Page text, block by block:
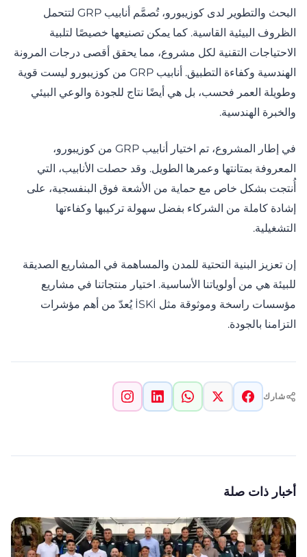
البحث والتطوير لدى كوزيبورو، تُصمَّم أنابيب GRP لتتحمل
الظروف البيئية القاسية. كما يمكن تصنيعها خصيصًا لتلبية
الاحتياجات التقنية لكل مشروع، مما يحقق أقصى درجات المرونة
الهندسية وكفاءة التطبيق. أنابيب GRP من كوزيبورو ليست قوية
وطويلة العمر فحسب، بل هي أيضًا نتاج للجودة والوعي البيئي
والخبرة الهندسية.
في إطار المشروع، تم اختيار أنابيب GRP من كوزيبورو،
المعروفة بمتانتها وعمرها الطويل. وقد حصلت الأنابيب، التي
أُنتجت بشكل خاص مع حماية من الأشعة فوق البنفسجية، على
إشادة كاملة من الشركاء بفضل سهولة تركيبها وكفاءتها
التشغيلية.
إن تعزيز البنية التحتية للمدن والمساهمة في المشاريع الصديقة
للبيئة هي من أولوياتنا الأساسية. اختيار منتجاتنا في مشاريع
مؤسسات راسخة وموثوقة مثل İSKİ يُعدّ من أهم مؤشرات
التزامنا بالجودة.
شارك
أخبار ذات صلة